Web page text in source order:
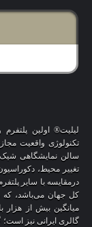
لیلیت® اولین پلتفرم
تکنولوژی واقعیت
سالن نمایشگاهی
تغییر محیط،
درمقایسه با سایر
میانگین بیش از هزار
گالری ایرانی نیز است؛